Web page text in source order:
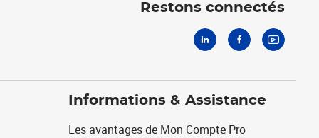
Restons connectés
Informations & Assistance
Les avantages de Mon Compte Pro